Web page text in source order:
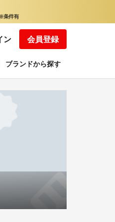
ン 会員登録
ブランドから探す